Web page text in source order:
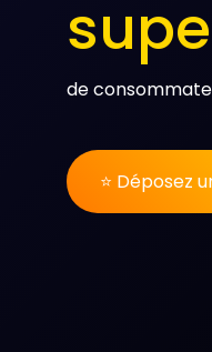
de
⭐ Déposez